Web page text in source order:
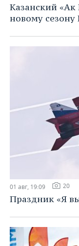
Казанский «Ак
новому
01 авг, 19:09 20
Праздник «Я